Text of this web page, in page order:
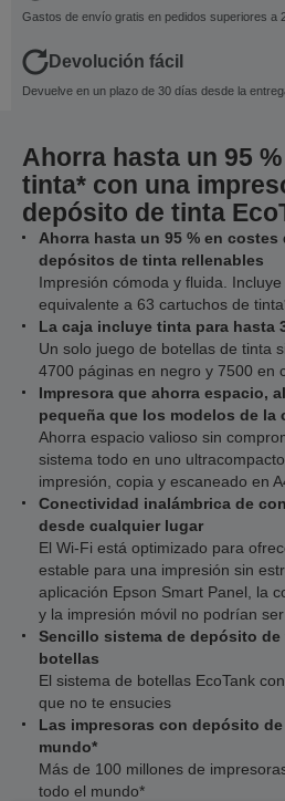
Gastos de envío gratis en pedidos superiores a
Devolución fácil
Devuelve en un plazo de 30 días desde la
Ahorra hasta un 95
tinta* con una
depósito de tinta
Ahorra hasta un 95 % en
depósitos de tinta rellenables
Impresión cómoda y fluida.
equivalente a 63 cartuchos de
La caja incluye tinta para hasta
Un solo juego de botellas de tinta
4700 páginas en negro y 7500 en
Impresora que ahorra espacio,
pequeña que los modelos de la
Ahorra espacio valioso sin
sistema todo en uno
impresión, copia y escaneado en
Conectividad inalámbrica de
desde cualquier lugar
El Wi-Fi está optimizado para
estable para una impresión sin
aplicación Epson Smart Panel, la
y la impresión móvil no podrían ser
Sencillo sistema de depósito
botellas
El sistema de botellas EcoTank
que no te ensucies
Las impresoras con depósito
mundo*
Más de 100 millones de
todo el mundo*